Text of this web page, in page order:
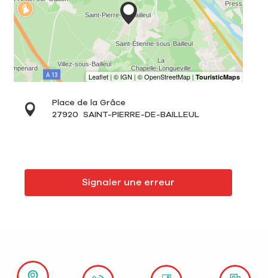
Place de la Grâce
27920
SAINT-PIERRE-DE-BAILLEUL
Signaler une erreur